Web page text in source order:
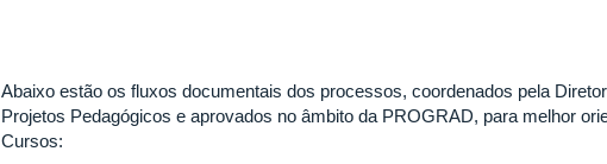
Abaixo estão os fluxos documentais dos processos, coordenados pela
Projetos Pedagógicos e aprovados no âmbito da PROGRAD, para melhor
Cursos: